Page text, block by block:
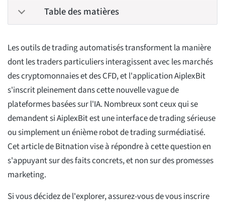
Table des matières
Les outils de trading automatisés transforment la manière
dont les traders particuliers interagissent avec les marchés
des cryptomonnaies et des CFD, et l'application AiplexBit
s'inscrit pleinement dans cette nouvelle vague de
plateformes basées sur l'IA. Nombreux sont ceux qui se
demandent si AiplexBit est une interface de trading sérieuse
ou simplement un énième robot de trading surmédiatisé.
Cet article de Bitnation vise à répondre à cette question en
s'appuyant sur des faits concrets, et non sur des promesses
marketing.
Si vous décidez de l'explorer, assurez-vous de vous inscrire